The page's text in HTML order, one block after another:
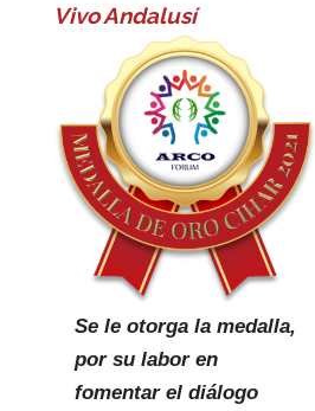
Vivo Andalusí
Se le otorga la medalla,
por su labor en
fomentar el diálogo